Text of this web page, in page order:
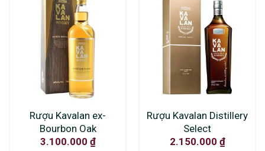
Rượu Kavalan ex-
Bourbon Oak
3.100.000 ₫
Rượu Kavalan Distillery
Select
2.150.000 ₫